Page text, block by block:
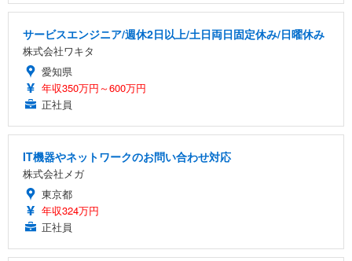
サービスエンジニア/週休2日以上/土日両日固定休み/日曜休み
株式会社ワキタ
愛知県
年収350万円～600万円
正社員
IT機器やネットワークのお問い合わせ対応
株式会社メガ
東京都
年収324万円
正社員